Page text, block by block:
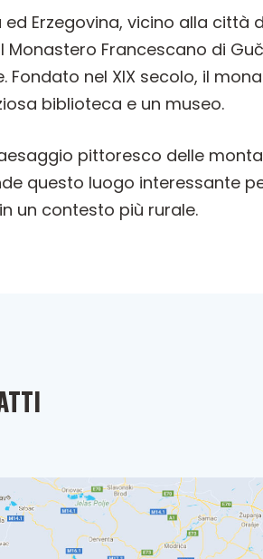
Erzegovina, vicino alla città
Francescano di
nel XIX secolo, il
biblioteca e un museo.
pittoresco delle
questo luogo interessante
un contesto più rurale.